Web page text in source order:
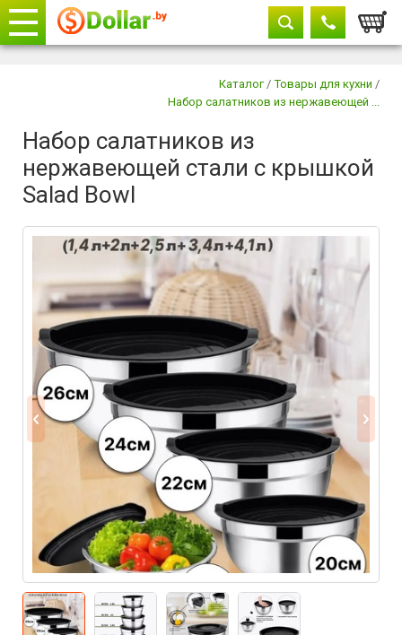
Каталог / Товары для кухни /
Набор салатников из нержавеющей ...
Набор салатников из
нержавеющей стали с крышкой
Salad Bowl